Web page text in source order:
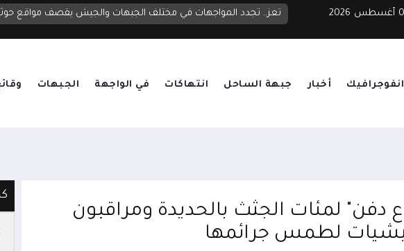
السبت، 08 أغسطس 2026
تعز.. تجدد المواجهات في مختلف الجبهات والجيش يقصف مواقع
انفوجرافيك أخبار جبهة الساحل انتهاكات في الواجهة الجبهات
لمئات الجثث بالحديدة ومراقبون
لطمس جرائمها